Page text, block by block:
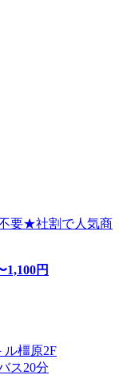
要★社割で人気商
1,100円
ル橿原2F
ス20分